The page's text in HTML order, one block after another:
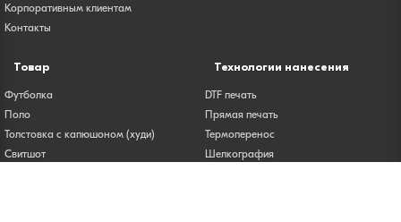
Корпоративным клиентам
Контакты
Товар
Футболка
Поло
Толстовка с капюшоном (худи)
Свитшот
Технологии нанесения
DTF печать
Прямая печать
Термоперенос
Шелкография